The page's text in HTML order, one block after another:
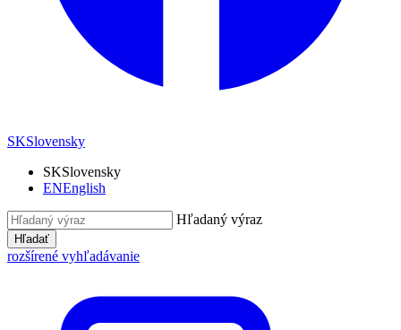
SKSlovensky
SKSlovensky
ENEnglish
Hľadaný výraz
Hľadať
rozšírené vyhľadávanie